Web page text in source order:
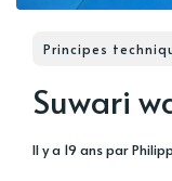
Principes
Suwari
il y a 19 anspar